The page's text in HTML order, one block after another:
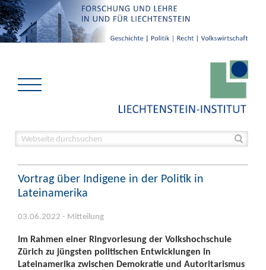
Vortrag über Indigene in der Politik in
Lateinamerika
03.06.2022 - Mitteilung
Im Rahmen einer Ringvorlesung der Volkshochschule
Zürich zu jüngsten politischen Entwicklungen in
Lateinamerika zwischen Demokratie und Autoritarismus